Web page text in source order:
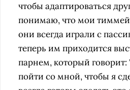
чтобы адаптироваться
понимаю, что мои
они всегда играли с
теперь им приходится
парнем, который
пойти со мной, чтобы я